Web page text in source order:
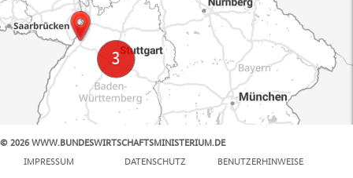
© 2026 WWW.BUNDESWIRTSCHAFTSMINISTERIUM.DE
IMPRESSUM
DATENSCHUTZ BENUTZERHINWEISE